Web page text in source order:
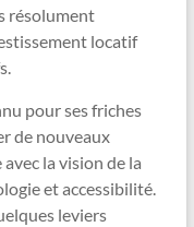
résolument
locatif
pour ses friches
de nouveaux
la vision de la
et accessibilité.
leviers